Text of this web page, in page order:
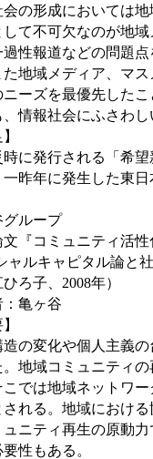
会の形成においては
して不可欠なのが地
過性報道などの問題
た地域メディア、マ
ニーズを最優先した
、情報社会にふさわ
時に発行される「希
一昨年に発生した東
グループ
文『コミュニティ活
ャルキャピタル論と
ひろ子、2008年）
亀ヶ谷
造の変化や個人主義
。地域コミュニティ
こでは地域ネットワ
される。地域におけ
ュニティ再生の原動
性もある。